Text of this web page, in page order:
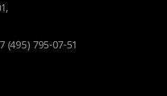
(495) 795-07-51